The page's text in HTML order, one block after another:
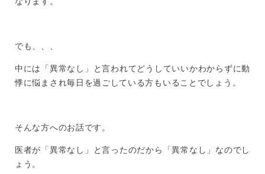
でも、、、
中には「異常なし」と言われてどうしていいかわからずに動
悸に悩まされ毎日を過ごしている方もいることでしょう。
そんな方へのお話です。
医者が「異常なし」と言ったのだから「異常なし」なのでし
ょう。